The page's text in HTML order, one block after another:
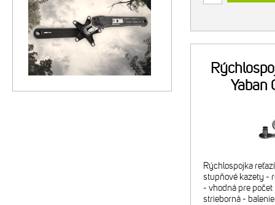
Yaban
Rýchlospojka
stupňové kazety -
- vhodná pre
strieborná -